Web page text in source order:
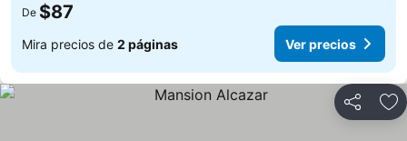
De $87
Mira precios de 2 páginas Ver precios
Compartir